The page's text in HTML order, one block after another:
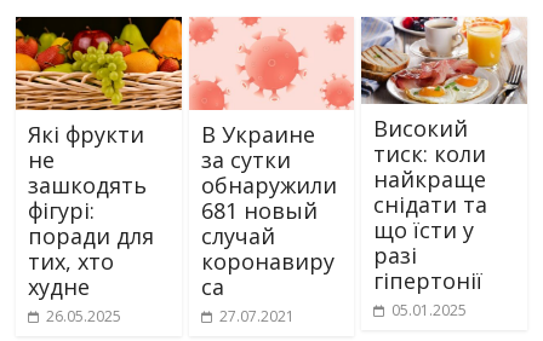
Які фрукти
не
зашкодять
фігурі:
поради для
тих, хто
худне
26.05.2025
В Украине
за сутки
обнаружили
681 новый
случай
коронавиру
са
27.07.2021
Високий
тиск: коли
найкраще
снідати та
що їсти у
разі
гіпертонії
05.01.2025